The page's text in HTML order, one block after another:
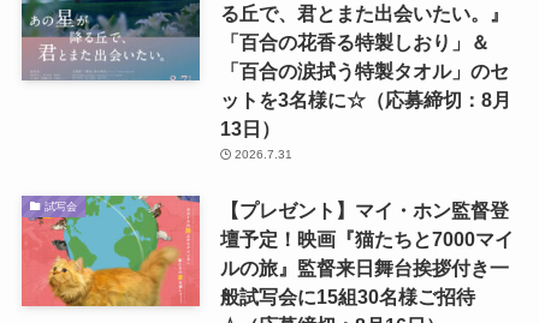
る丘で、君とまた出会いたい。』
「百合の花香る特製しおり」＆
「百合の涙拭う特製タオル」のセ
ットを3名様に☆（応募締切：8月
13日）
2026.7.31
試写会
【プレゼント】マイ・ホン監督登
壇予定！映画『猫たちと7000マイ
ルの旅』監督来日舞台挨拶付き一
般試写会に15組30名様ご招待